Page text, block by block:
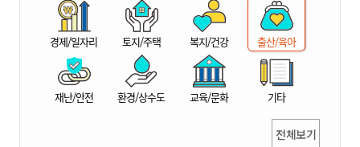
산
경제/일자리 토지/주택 복지/건강 출산/육아
재난/안전 환경/상수도 교육/문화 기타
전체보기